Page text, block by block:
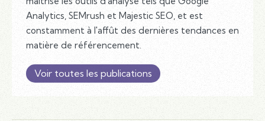
Analytics, SEMrush et Majestic SEO, et est
constamment à l'affût des dernières tendances en
matière de référencement.
Voir toutes les publications